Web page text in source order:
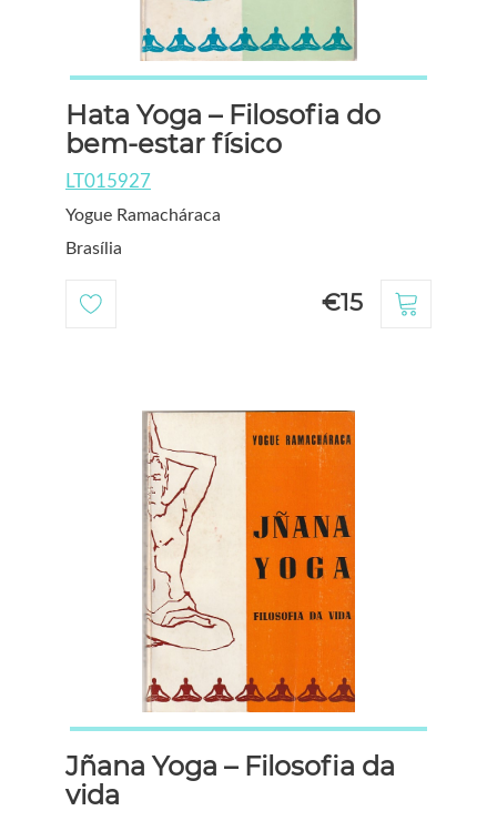
Hata Yoga – Filosofia do
bem-estar físico
LT015927
Yogue Ramacháraca
Brasília
€15
Jñana Yoga – Filosofia da
vida